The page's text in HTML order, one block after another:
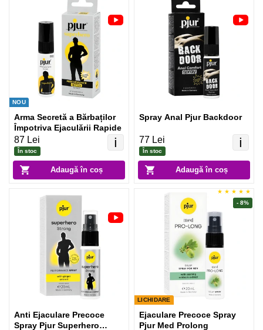
NOU
Adaugă în coș
ℹ️
Arma Secretă a Bărbaților
Împotriva Ejaculării Rapide
87 Lei
În stoc
Adaugă în coș
ℹ️
Spray Anal Pjur Backdoor
77 Lei
În stoc
Anti Ejaculare Precoce
Spray Pjur Superhero
LICHIDARE
Ejaculare Precoce Spray
Pjur Med Prolong
- 8%